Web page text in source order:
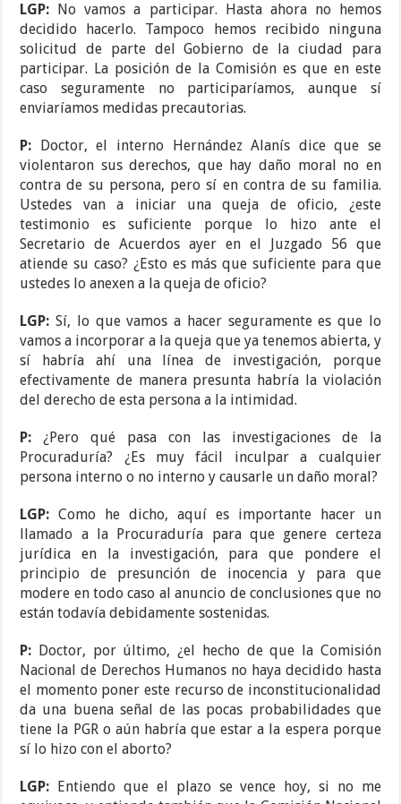
LGP:
No vamos a participar. Hasta ahora no hemos
decidido hacerlo. Tampoco hemos recibido ninguna
solicitud de parte del Gobierno de la ciudad para
participar. La posición de la Comisión es que en este
caso seguramente no participaríamos, aunque sí
enviaríamos medidas precautorias.
P:
Doctor, el interno Hernández Alanís dice que se
violentaron sus derechos, que hay daño moral no en
contra de su persona, pero sí en contra de su familia.
Ustedes van a iniciar una queja de oficio, ¿este
testimonio es suficiente porque lo hizo ante el
Secretario de Acuerdos ayer en el Juzgado 56 que
atiende su caso? ¿Esto es más que suficiente para que
ustedes lo anexen a la queja de oficio?
LGP: Sí, lo que vamos a hacer seguramente es que lo
vamos a incorporar a la queja que ya tenemos abierta, y
sí habría ahí una línea de investigación, porque
efectivamente de manera presunta habría la violación
del derecho de esta persona a la intimidad.
P:¿Pero qué pasa con las investigaciones de la
Procuraduría? ¿Es muy fácil inculpar a cualquier
persona interno o no interno y causarle un daño moral?
LGP:Como he dicho, aquí es importante hacer un
llamado a la Procuraduría para que genere certeza
jurídica en la investigación, para que pondere el
principio de presunción de inocencia y para que
modere en todo caso al anuncio de conclusiones que no
están todavía debidamente sostenidas.
P: Doctor, por último, ¿el hecho de que la Comisión
Nacional de Derechos Humanos no haya decidido hasta
el momento poner este recurso de inconstitucionalidad
da una buena señal de las pocas probabilidades que
tiene la PGR o aún habría que estar a la espera porque
sí lo hizo con el aborto?
LGP:
Entiendo que el plazo se vence hoy, si no me